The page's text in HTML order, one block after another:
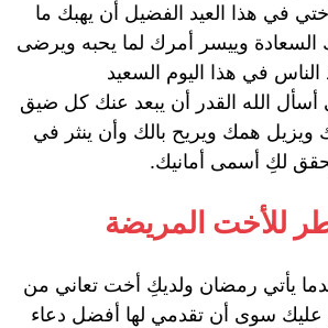
في هذا العيد الفضيل أن يهبك ما
السعادة وييسر أمرك لما يحبه ويرضى
في هذا اليوم السعيد
أسأل الله القدر أن يبعد عنك كل ضيق
همك ويريح بالك وأن ينثر في
لكِ أسمى أمانيك.
للأخت المريضة
يأتي رمضان ولديكِ أخت تعاني من
عليك سوى أن تقدمي لها أفضل دعاء